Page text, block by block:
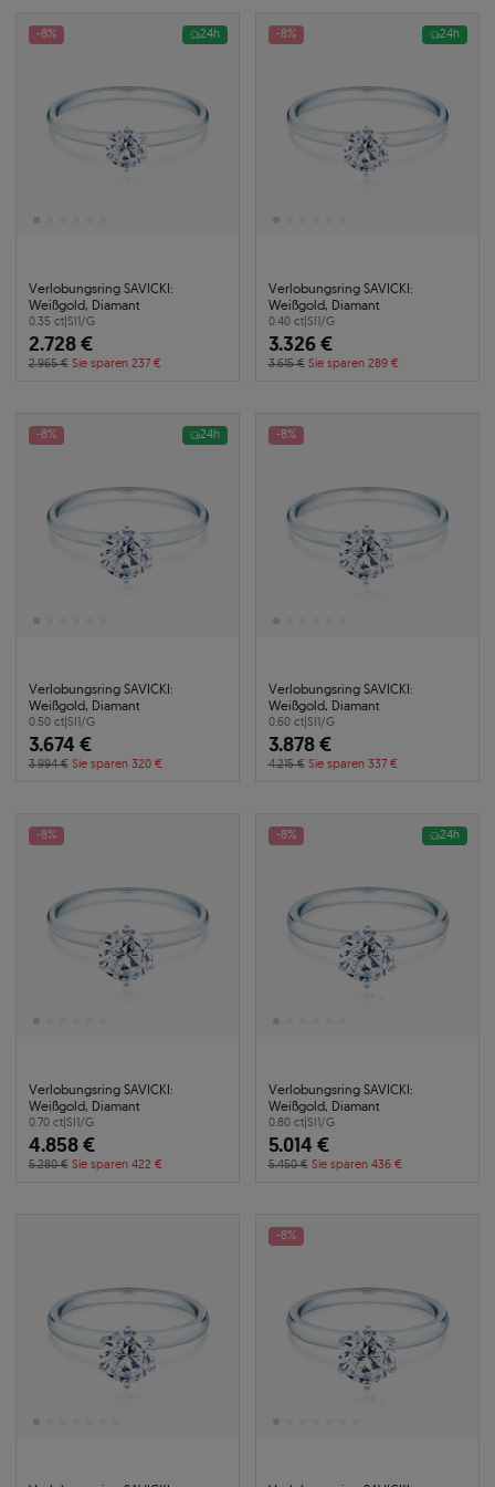
-8% 24h
Verlobungsring SAVICKI:
Weißgold, Diamant
0.35 ct|SI1/G
2.728 €
2.965 € Sie sparen 237 €
-8% 24h
Verlobungsring SAVICKI:
Weißgold, Diamant
0.40 ct|SI1/G
3.326 €
3.615 € Sie sparen 289 €
-8% 24h
Verlobungsring SAVICKI:
Weißgold, Diamant
0.50 ct|SI1/G
3.674 €
3.994 € Sie sparen 320 €
-8%
Verlobungsring SAVICKI:
Weißgold, Diamant
0.60 ct|SI1/G
3.878 €
4.215 € Sie sparen 337 €
-8%
Verlobungsring SAVICKI:
Weißgold, Diamant
0.70 ct|SI1/G
4.858 €
5.280 € Sie sparen 422 €
-8% 24h
Verlobungsring SAVICKI:
Weißgold, Diamant
0.80 ct|SI1/G
5.014 €
5.450 € Sie sparen 436 €
-8%